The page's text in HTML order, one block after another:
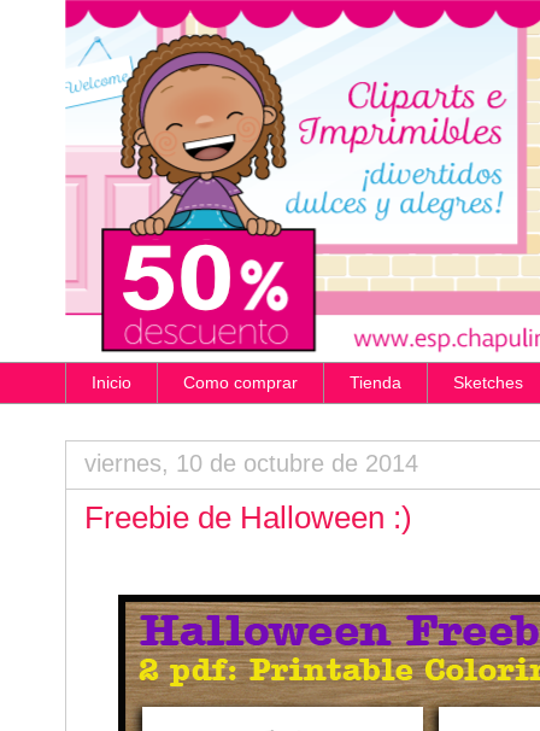
Inicio Como comprar Tienda Sketches
viernes, 10 de octubre de 2014
Freebie de Halloween :)